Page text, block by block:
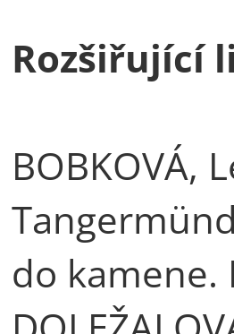
Rozšiřující
BOBKOVÁ,
do kamene.